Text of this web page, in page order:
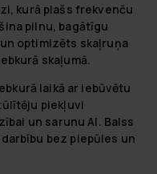
, kurā plašs frekvenču
pilnu, bagātīgu
optimizēts skaļruņa
skaļumā.
laikā ar iebūvētu
piekļuvi
un sarunu AI. Balss
bez piepūles un